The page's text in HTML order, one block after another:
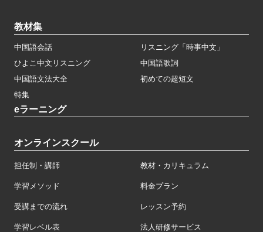
教材集
中国語会話
リスニング「時事中文」
ひよこ中文リスニング
中国語歌詞
中国語文法大全
初めての超短文
特集
eラーニング
オンラインスクール
担任制・講師 教材・カリキュラム
学習メソッド 料金プラン
受講までの流れ レッスン予約
学習レベル表 法人研修サービス